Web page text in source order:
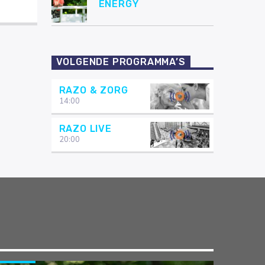
ENERGY
VOLGENDE PROGRAMMA’S
RAZO & ZORG
14:00
RAZO LIVE
20:00